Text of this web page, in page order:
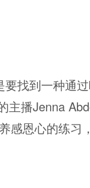
找到一种通
主播Jenna
感恩心的练习